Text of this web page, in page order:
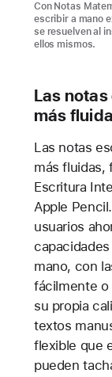
Con Notas
escribir a mano
se resuelven al
ellos mismos.
Las
más
Las notas
más fluidas,
Escritura
Apple
usuarios
mano, con
fácilmente
su propia
textos
flexible que
pueden